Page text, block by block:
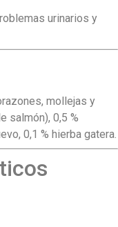
urinarios y
mollejas y
salmón), 0,5 %
0,1 % hierba gatera.